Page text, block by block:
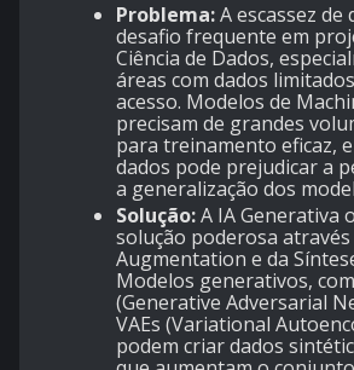
Problema:A escassez de
desafio frequente em
Ciência de Dados,
áreas com dados
acesso. Modelos de
precisam de grandes
para treinamento eficaz,
dados pode prejudicar a
a generalização dos
Solução:A IA Generativa
solução poderosa através
Augmentation e da
Modelos generativos,
(Generative Adversarial
VAEs (Variational
podem criar dados